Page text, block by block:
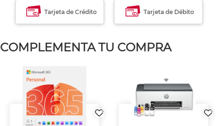
Tarjeta de Crédito Tarjeta de Débito
COMPLEMENTA TU COMPRA